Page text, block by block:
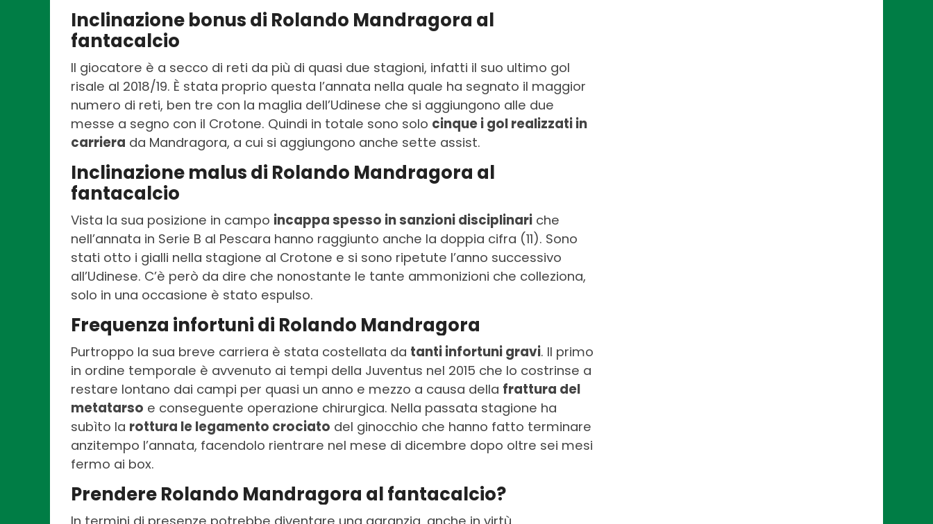
Inclinazione bonus di Rolando Mandragora al
fantacalcio
Il giocatore è a secco di reti da più di quasi due stagioni, infatti il suo ultimo gol
risale al 2018/19. È stata proprio questa l’annata nella quale ha segnato il maggior
numero di reti, ben tre con la maglia dell’Udinese che si aggiungono alle due
messe a segno con il Crotone. Quindi in totale sono solo cinque i gol realizzati in
carriera da Mandragora, a cui si aggiungono anche sette assist.
Inclinazione malus di Rolando Mandragora al
fantacalcio
Vista la sua posizione in campo incappa spesso in sanzioni disciplinari che
nell’annata in Serie B al Pescara hanno raggiunto anche la doppia cifra (11). Sono
stati otto i gialli nella stagione al Crotone e si sono ripetute l’anno successivo
all’Udinese. C’è però da dire che nonostante le tante ammonizioni che colleziona,
solo in una occasione è stato espulso.
Frequenza infortuni di Rolando Mandragora
Purtroppo la sua breve carriera è stata costellata da tanti infortuni gravi. Il primo
in ordine temporale è avvenuto ai tempi della Juventus nel 2015 che lo costrinse a
restare lontano dai campi per quasi un anno e mezzo a causa della frattura del
metatarso e conseguente operazione chirurgica. Nella passata stagione ha
subìto la rottura le legamento crociato del ginocchio che hanno fatto terminare
anzitempo l’annata, facendolo rientrare nel mese di dicembre dopo oltre sei mesi
fermo ai box.
Prendere Rolando Mandragora al fantacalcio?